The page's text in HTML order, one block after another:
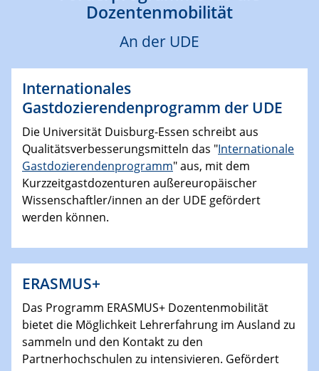
Dozentenmobilität
An der UDE
Internationales
Gastdozierendenprogramm der UDE
Die Universität Duisburg-Essen schreibt aus
Qualitätsverbesserungsmitteln das "Internationale
Gastdozierendenprogramm" aus, mit dem
Kurzzeitgastdozenturen außereuropäischer
Wissenschaftler/innen an der UDE gefördert
werden können.
ERASMUS+
Das Programm ERASMUS+ Dozentenmobilität
bietet die Möglichkeit Lehrerfahrung im Ausland zu
sammeln und den Kontakt zu den
Partnerhochschulen zu intensivieren. Gefördert